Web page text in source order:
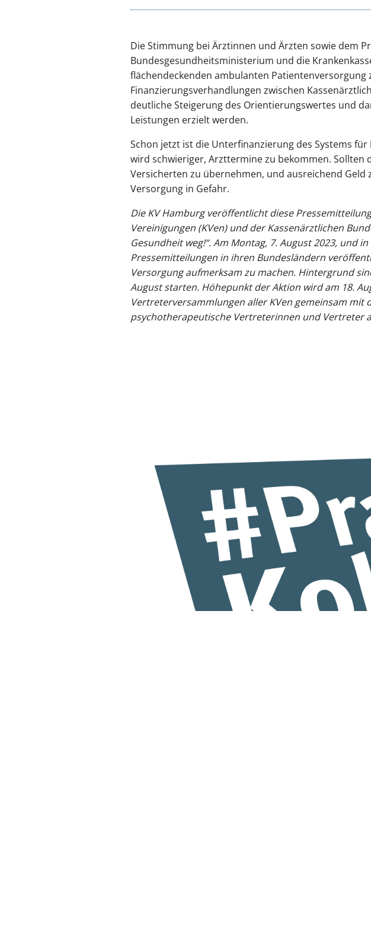
Die Stimmung bei Ärztinnen und Ärzten sowie dem
Bundesgesundheitsministerium und die
flächendeckenden ambulanten Patientenversorgung
Finanzierungsverhandlungen zwischen
deutliche Steigerung des Orientierungswertes und
Leistungen erzielt werden.
Schon jetzt ist die Unterfinanzierung des Systems
wird schwieriger, Arzttermine zu bekommen.
Versicherten zu übernehmen, und ausreichend
Versorgung in Gefahr.
Die KV Hamburg veröffentlicht diese
Vereinigungen (KVen) und der Kassenärztlichen
Gesundheit weg!“. Am Montag, 7. August 2023, und
Pressemitteilungen in ihren Bundesländern
Versorgung aufmerksam zu machen. Hintergrund
August starten. Höhepunkt der Aktion wird am 18.
Vertreterversammlungen aller KVen gemeinsam mit
psychotherapeutische Vertreterinnen und Vertreter